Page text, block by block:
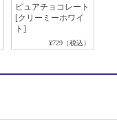
ピュアチョコレート
[クリーミーホワイ
ト]
¥729（税込）